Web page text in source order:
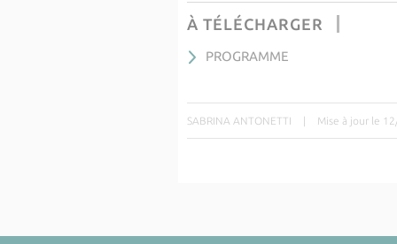
À TÉLÉCHARGER
PROGRAMME
SABRINA ANTONETTI | Mise à jour le